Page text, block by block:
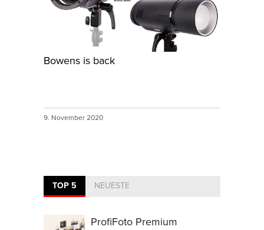
Bowens is back
9. November 2020
TOP 5 NEUESTE
ProfiFoto Premium